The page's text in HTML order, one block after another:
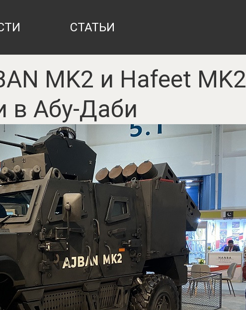
СТАТЬИ
MK2 и Hafeet MK2
в Абу-Даби